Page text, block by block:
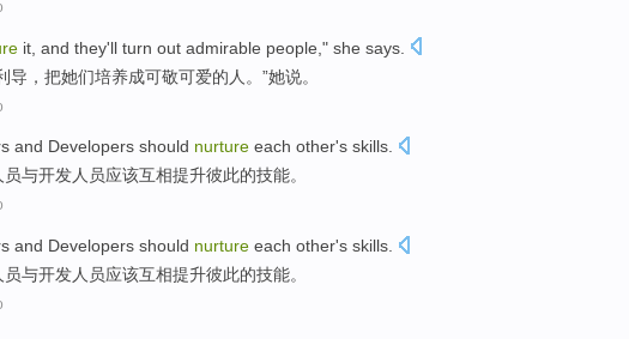
it, and they'll turn out admirable people ," she says
导 ， 把她们培养成可敬可爱的 人 。”她说。
and Developers should nurture each other's skills.
员与开发人员应该互相提升彼此的技能。
and Developers should nurture each other's skills
员与开发人员应该互相提升彼此的技能。